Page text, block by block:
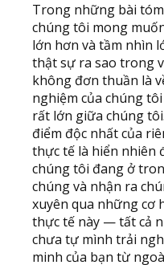
Trong những bài
chúng tôi mong
lớn hơn và tầm nhìn
thật sự ra sao trong
không đơn thuần là
nghiệm của chúng
rất lớn giữa chúng
điểm độc nhất của
thực tế là hiển nhiên
chúng tôi đang ở
chúng và nhận ra
xuyên qua những cơ
thực tế này — tất cả
chưa tự mình trải
minh của bạn từ